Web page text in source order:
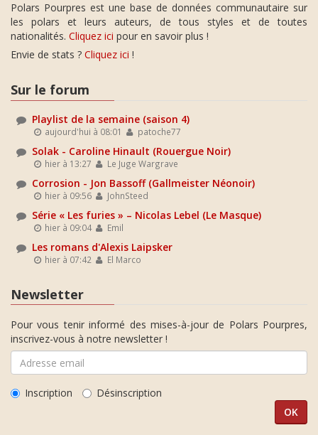
Polars Pourpres est une base de données communautaire sur
les polars et leurs auteurs, de tous styles et de toutes
nationalités. Cliquez ici pour en savoir plus !
Envie de stats ? Cliquez ici !
Sur le forum
Playlist de la semaine (saison 4)
aujourd'hui à 08:01 patoche77
Solak - Caroline Hinault (Rouergue Noir)
hier à 13:27 Le Juge Wargrave
Corrosion - Jon Bassoff (Gallmeister Néonoir)
hier à 09:56 JohnSteed
Série « Les furies » – Nicolas Lebel (Le Masque)
hier à 09:04 Emil
Les romans d'Alexis Laipsker
hier à 07:42 El Marco
Newsletter
Pour vous tenir informé des mises-à-jour de Polars Pourpres,
inscrivez-vous à notre newsletter !
Inscription Désinscription